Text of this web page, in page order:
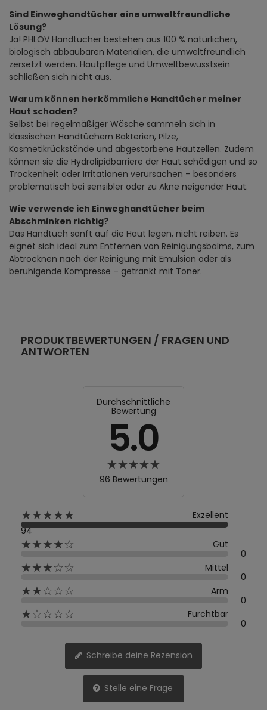
Sind Einweghandtücher eine umweltfreundliche
Lösung?
Ja! PHLOV Handtücher bestehen aus 100 % natürlichen,
biologisch abbaubaren Materialien, die umweltfreundlich
zersetzt werden. Hautpflege und Umweltbewusstsein
schließen sich nicht aus.
Warum können herkömmliche Handtücher meiner
Haut schaden?
Selbst bei regelmäßiger Wäsche sammeln sich in
klassischen Handtüchern Bakterien, Pilze,
Kosmetikrückstände und abgestorbene Hautzellen. Zudem
können sie die Hydrolipidbarriere der Haut schädigen und so
Trockenheit oder Irritationen verursachen – besonders
problematisch bei sensibler oder zu Akne neigender Haut.
Wie verwende ich Einweghandtücher beim
Abschminken richtig?
Das Handtuch sanft auf die Haut legen, nicht reiben. Es
eignet sich ideal zum Entfernen von Reinigungsbalms, zum
Abtrocknen nach der Reinigung mit Emulsion oder als
beruhigende Kompresse – getränkt mit Toner.
PRODUKTBEWERTUNGEN / FRAGEN UND
ANTWORTEN
Durchschnittliche
Bewertung
5.0
96 Bewertungen
★★★★★
Exzellent
94
★★★★☆
Gut
0
★★★☆☆
Mittel
0
★★☆☆☆
Arm
0
★☆☆☆☆
Furchtbar
0
Schreibe deine Rezension
Stelle eine Frage